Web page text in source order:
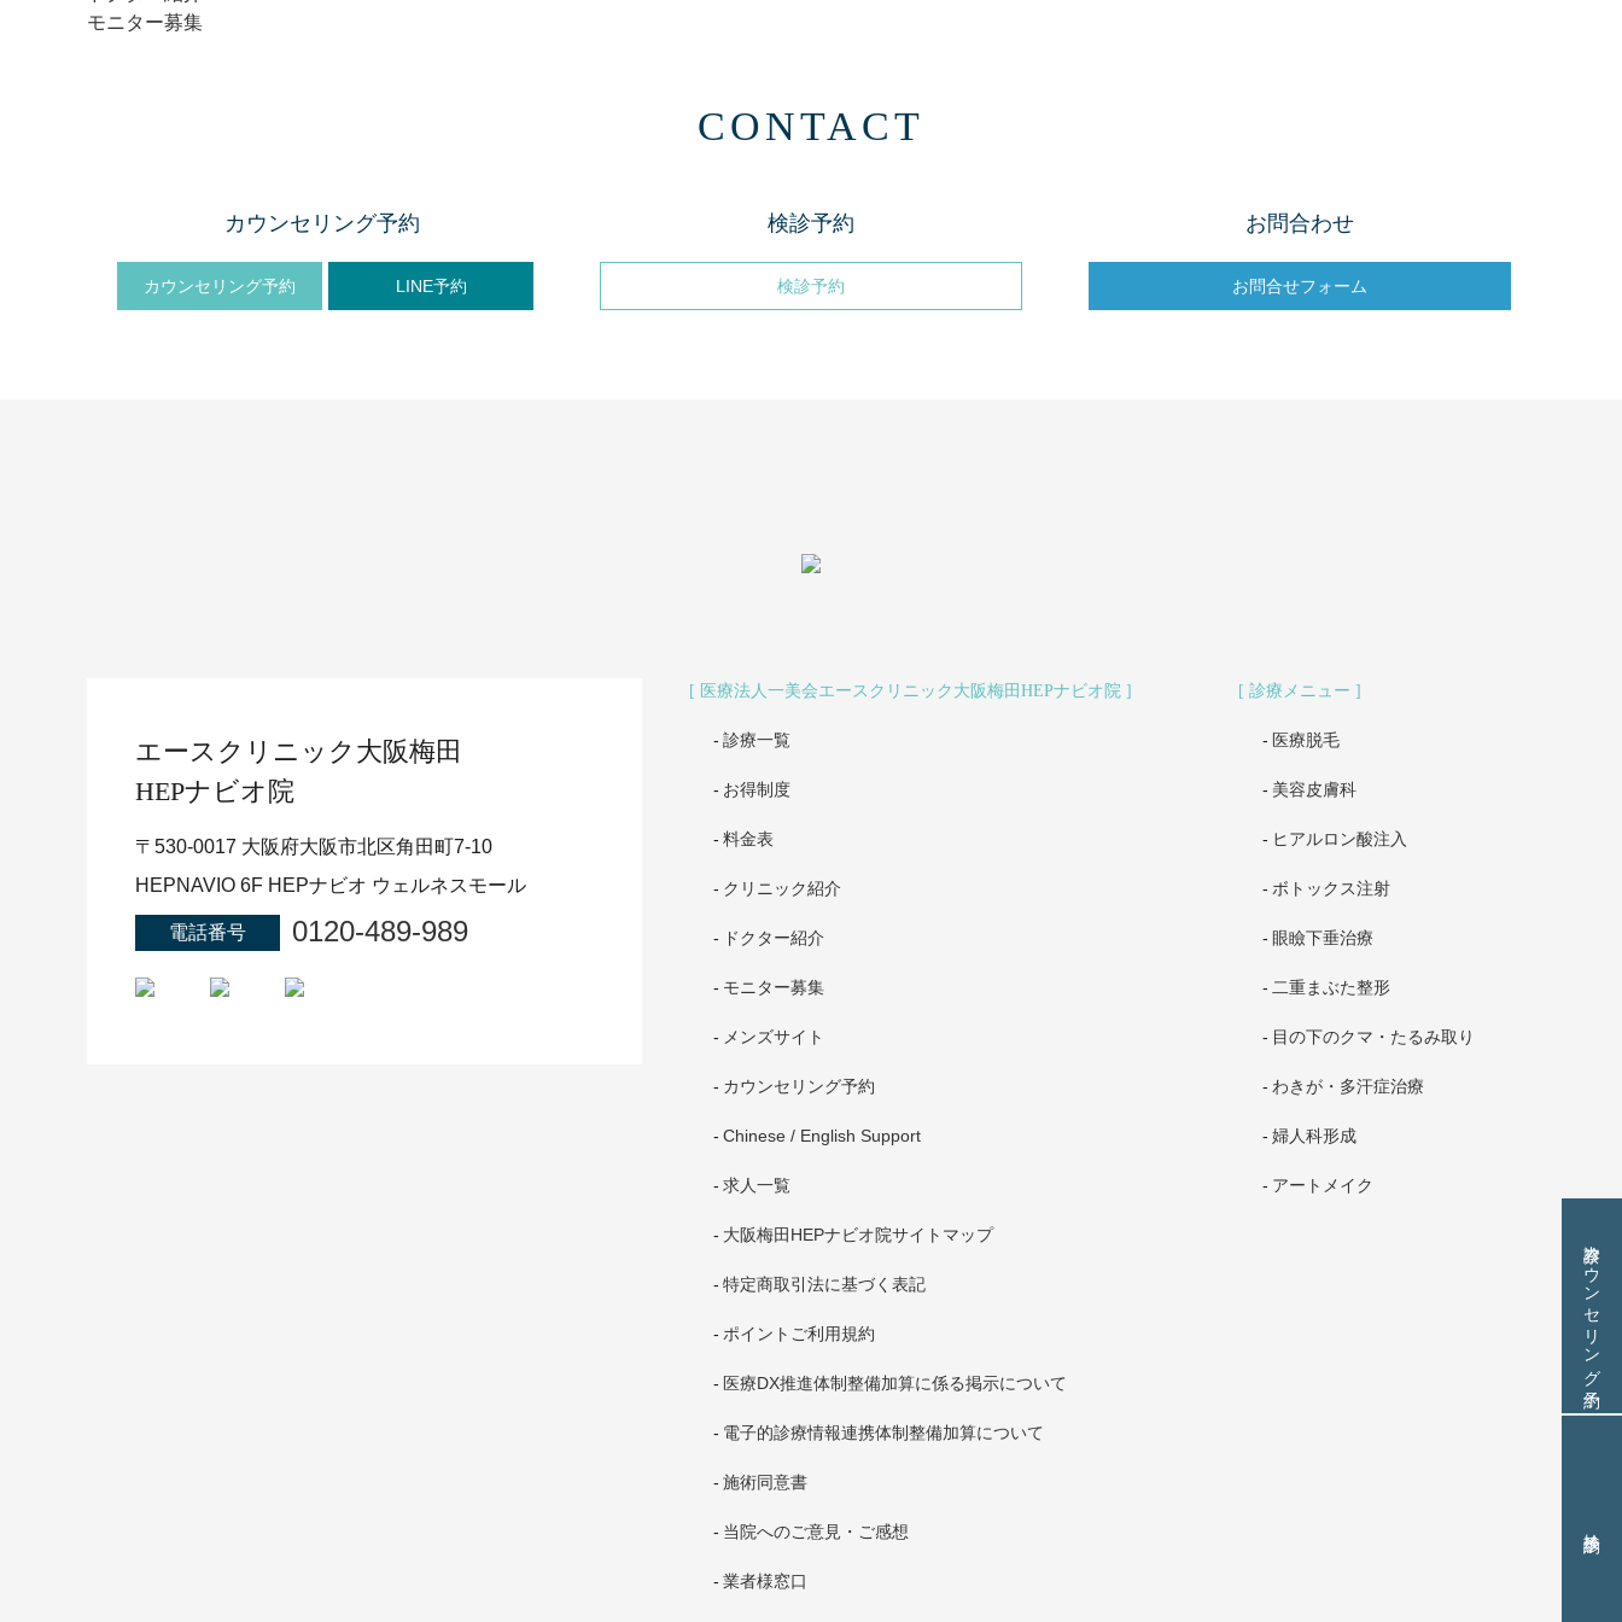
モニター募集
CONTACT
カウンセリング予約
カウンセリング予約 LINE予約
検診予約
検診予約
お問合わせ
お問合せフォーム
エースクリニック 大阪梅田
HEPナビオ院
〒530-0017 大阪府大阪市北区角田町7-10
HEPNAVIO 6F HEPナビオ ウェルネスモール
電話番号 0120-489-989
医療法人一美会エースクリニック大阪梅田HEPナビオ院
診療一覧
お得制度
料金表
クリニック紹介
ドクター紹介
モニター募集
メンズサイト
カウンセリング予約
Chinese / English Support
求人一覧
大阪梅田HEPナビオ院サイトマップ
特定商取引法に基づく表記
ポイントご利用規約
医療DX推進体制整備加算に係る掲示について
電子的診療情報連携体制整備加算について
施術同意書
当院へのご意見・ご感想
業者様窓口
診療メニュー
医療脱毛
美容皮膚科
ヒアルロン酸注入
ボトックス注射
眼瞼下垂治療
二重まぶた整形
目の下のクマ・たるみ取り
わきが・多汗症治療
婦人科形成
アートメイク
診察カウンセリング予約